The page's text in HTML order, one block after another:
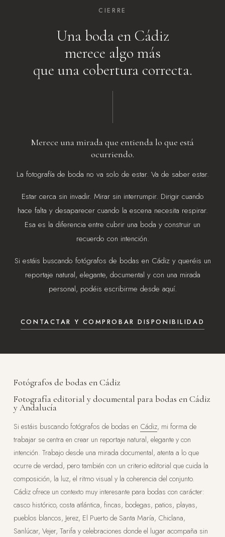
CIERRE
Una boda en Cádiz
merece algo más
que una cobertura correcta.
Merece una mirada que entienda lo que está
ocurriendo.
La fotografía de boda no va solo de estar. Va de saber estar.
Estar cerca sin invadir. Mirar sin interrumpir. Dirigir cuando
hace falta y desaparecer cuando la escena necesita respirar.
Esa es la diferencia entre cubrir una boda y construir un
recuerdo con intención.
Si estáis buscando fotógrafos de bodas en Cádiz y queréis un
reportaje natural, elegante, documental y con una mirada
personal, podéis escribirme desde aquí.
CONTACTAR Y COMPROBAR DISPONIBILIDAD
Fotógrafos de bodas en Cádiz
Fotografía editorial y documental para bodas en Cádiz
y Andalucía
Si estáis buscando fotógrafos de bodas en Cádiz, mi forma de
trabajar se centra en crear un reportaje natural, elegante y con
intención. Trabajo desde una mirada documental, atenta a lo que
ocurre de verdad, pero también con un criterio editorial que cuida la
composición, la luz, el ritmo visual y la coherencia del conjunto.
Cádiz ofrece un contexto muy interesante para bodas con carácter:
casco histórico, costa atlántica, fincas, bodegas, patios, playas,
pueblos blancos, Jerez, El Puerto de Santa María, Chiclana,
Sanlúcar, Vejer, Tarifa y celebraciones donde el lugar acompaña sin